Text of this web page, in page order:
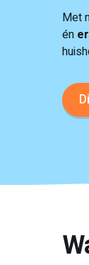
Met
én